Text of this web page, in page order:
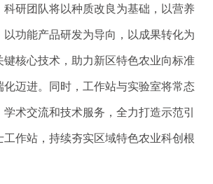
科研团队将以种质改良为基础，以营养
以功能产品研发为导向，以成果转化为
键核心技术，助力新区特色农业向标准
化迈进。同时，工作站与实验室将常态
术交流和技术服务，全力打造示范引
工作站，持续夯实区域特色农业科创根